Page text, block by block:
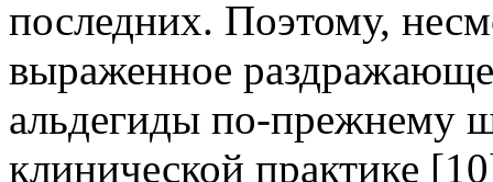
последних. Поэтому,
выраженное
альдегиды по-прежнему
клинической практике